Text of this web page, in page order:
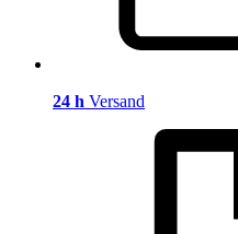
24 h Versand